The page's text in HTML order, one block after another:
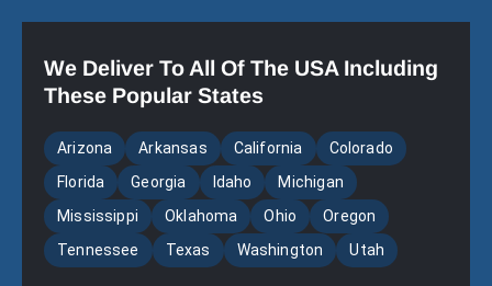
We Deliver To All Of The USA Including
These Popular States
Arizona Arkansas California
Colorado
Florida
Georgia Idaho
Michigan
Mississippi
Oklahoma Ohio
Oregon
Tennessee
Texas Washington Utah